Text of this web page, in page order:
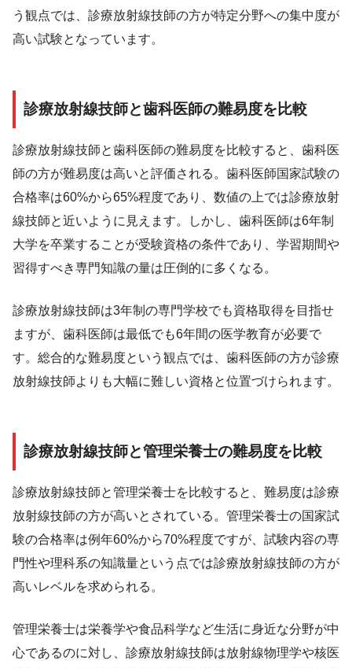
う観点では、診療放射線技師の方が特定分野への集中度が
高い試験となっています。
診療放射線技師と歯科医師の難易度を比較
診療放射線技師と歯科医師の難易度を比較すると、歯科医
師の方が難易度は高いと評価される。歯科医師国家試験の
合格率は60%から65%程度であり、数値の上では診療放射
線技師と近いように見えます。しかし、歯科医師は6年制
大学を卒業することが受験資格の条件であり、学習期間や
習得すべき専門知識の量は圧倒的に多くなる。
診療放射線技師は3年制の専門学校でも資格取得を目指せ
ますが、歯科医師は最低でも6年間の医学教育が必要で
す。総合的な難易度という観点では、歯科医師の方が診療
放射線技師よりも大幅に難しい資格と位置づけられます。
診療放射線技師と管理栄養士の難易度を比較
診療放射線技師と管理栄養士を比較すると、難易度は診療
放射線技師の方が高いとされている。管理栄養士の国家試
験の合格率は例年60%から70%程度ですが、試験内容の専
門性や理科系の知識量という点では診療放射線技師の方が
高いレベルを求められる。
管理栄養士は栄養学や食品科学など生活に身近な分野が中
心であるのに対し、診療放射線技師は放射線物理学や核医